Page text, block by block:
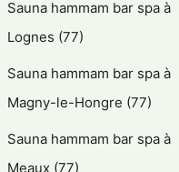
Sauna hammam bar spa à
Lognes (77)
Sauna hammam bar spa à
Magny-le-Hongre (77)
Sauna hammam bar spa à
Meaux (77)